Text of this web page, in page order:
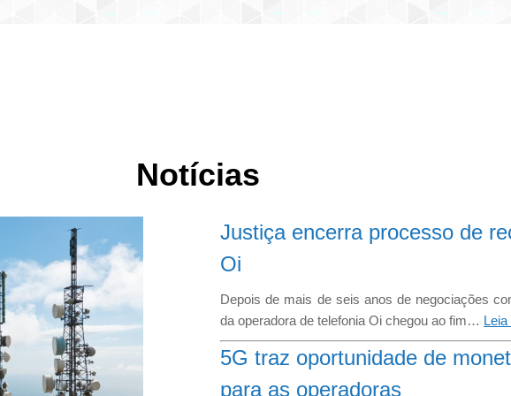
Notícias
Justiça encerra processo de
Oi
Depois de mais de seis anos de negociações
da operadora de telefonia Oi chegou ao fim…
5G traz oportunidade de
para as operadoras